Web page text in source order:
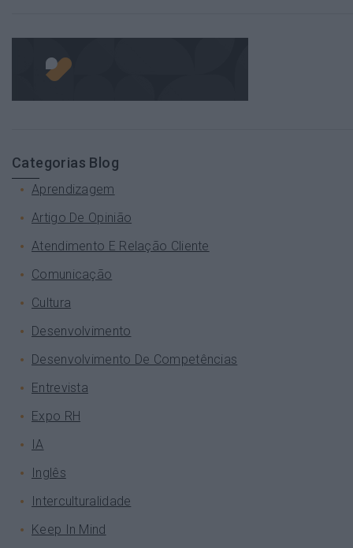
Categorias Blog
Aprendizagem
Artigo De Opinião
Atendimento E Relação Cliente
Comunicação
Cultura
Desenvolvimento
Desenvolvimento De Competências
Entrevista
Expo RH
IA
Inglês
Interculturalidade
Keep In Mind